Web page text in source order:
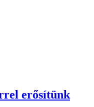
erősítünk